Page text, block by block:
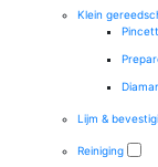
Klein
Lijm &
Reiniging